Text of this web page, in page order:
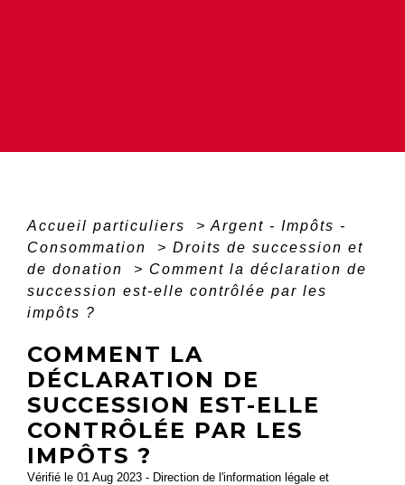
Accueil particuliers > Argent - Impôts -
Consommation
> Droits de succession et
de donation
> Comment la déclaration de
succession est-elle contrôlée par les
impôts ?
COMMENT LA
DÉCLARATION DE
SUCCESSION EST-ELLE
CONTRÔLÉE PAR LES
IMPÔTS ?
Vérifié le 01 Aug 2023 - Direction de l'information légale et